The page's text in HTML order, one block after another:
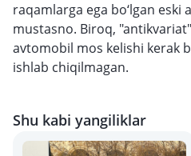
raqamlarga ega bo‘lgan
mustasno. Biroq,
avtomobil mos kelishi kerak
ishlab chiqilmagan.
Shu kabi yangiliklar